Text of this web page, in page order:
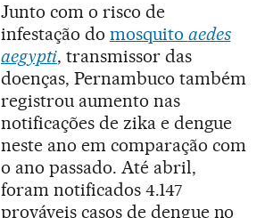
Junto com o risco de
infestação do mosquito aedes
aegypti, transmissor das
doenças, Pernambuco também
registrou aumento nas
notificações de zika e dengue
neste ano em comparação com
o ano passado. Até abril,
foram notificados 4.147
prováveis casos de dengue no